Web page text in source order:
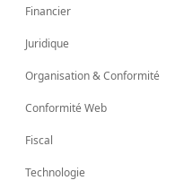
Financier
Juridique
Organisation & Conformité
Conformité Web
Fiscal
Technologie